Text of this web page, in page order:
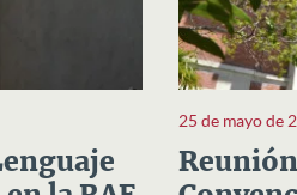
25 de mayo de